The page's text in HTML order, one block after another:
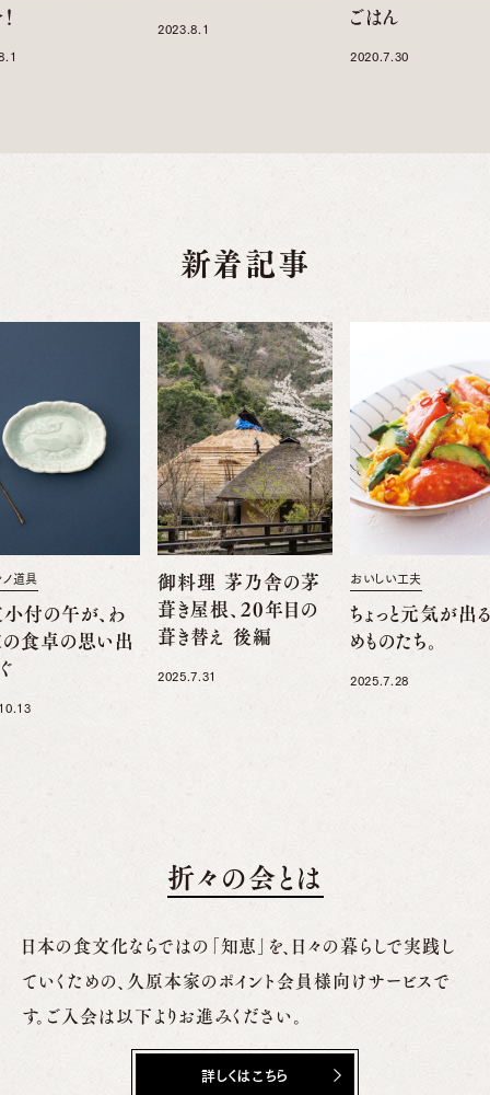
2023.8.1
ごはん
2020.7.30
新着記事
道具
付の午が、わ
食卓の思い出
御料理 茅乃舎の茅
葺き屋根、20年目の
葺き替え 後編
2025.7.31
おいしい工夫
ちょっと元気が出
めものたち。
2025.7.28
折々の会とは
日本の食文化ならではの「知恵」を、日々の暮らしで実践し
ていくための、
久原本家のポイント会員様向けサービスで
す。ご入会は以下よりお進みください。
詳しくはこちら